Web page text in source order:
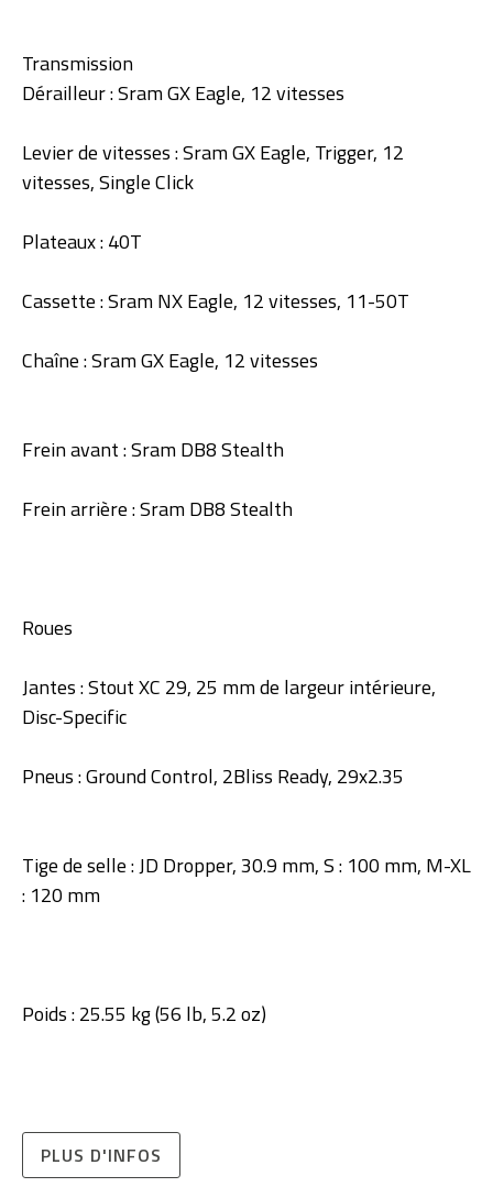
Transmission
Dérailleur : Sram GX Eagle, 12 vitesses
Levier de vitesses : Sram GX Eagle, Trigger, 12
vitesses, Single Click
Plateaux : 40T
Cassette : Sram NX Eagle, 12 vitesses, 11-50T
Chaîne : Sram GX Eagle, 12 vitesses
Frein avant : Sram DB8 Stealth
Frein arrière : Sram DB8 Stealth
Roues
Jantes : Stout XC 29, 25 mm de largeur intérieure,
Disc-Specific
Pneus : Ground Control, 2Bliss Ready, 29x2.35
Tige de selle : JD Dropper, 30.9 mm, S : 100 mm, M-XL
: 120 mm
Poids : 25.55 kg (56 lb, 5.2 oz)
PLUS D'INFOS